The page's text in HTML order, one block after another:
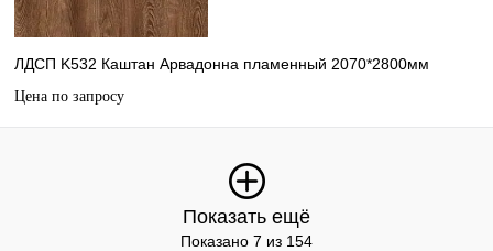
ЛДСП K532 Каштан Арвадонна пламенный 2070*2800мм
Цена по запросу
Показать ещё
Показано 7 из 154